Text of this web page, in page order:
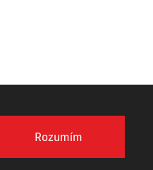
VYROBILARozumím